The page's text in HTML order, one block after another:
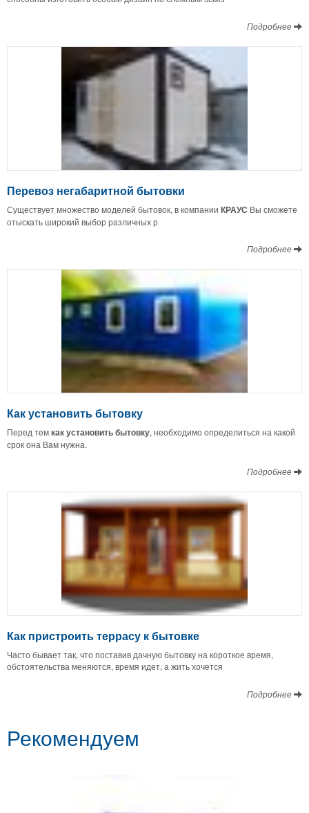
Подробнее
Перевоз негабаритной бытовки
Существует множество моделей бытовок, в компании КРАУС Вы сможете
отыскать широкий выбор различных р
Подробнее
Как установить бытовку
Перед темкак установить бытовку, необходимо определиться на какой
срок она Вам нужна.
Подробнее
Как пристроить террасу к бытовке
Часто бывает так, что поставив дачную бытовку на короткое время,
обстоятельства меняются, время идет, а жить хочется
Подробнее
Рекомендуем